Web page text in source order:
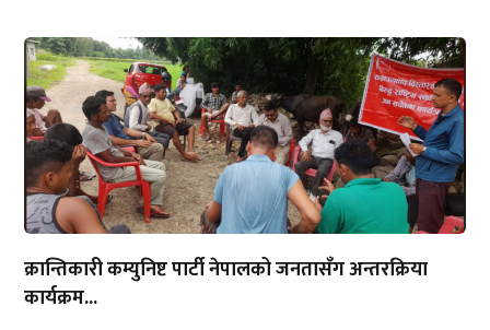
क्रान्तिकारी कम्युनिष्ट पार्टी नेपालको जनतासँग अन्तरक्रिया
कार्यक्रम...